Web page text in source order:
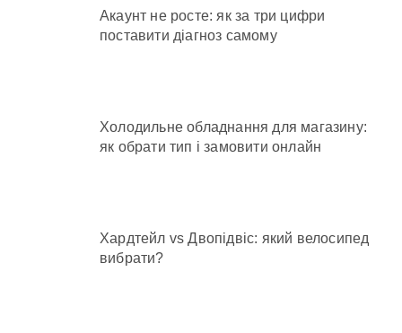
Акаунт не росте: як за три цифри
поставити діагноз самому
Холодильне обладнання для магазину:
як обрати тип і замовити онлайн
Хардтейл vs Двопідвіс: який велосипед
вибрати?